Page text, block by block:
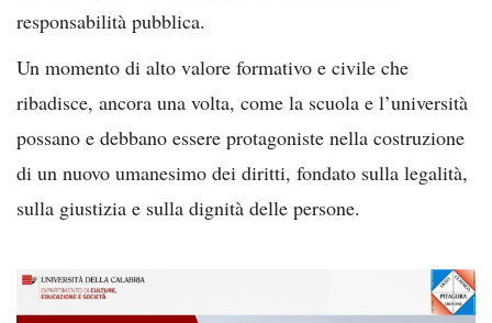
responsabilità pubblica.
Un momento di alto valore formativo e civile che
ribadisce, ancora una volta, come la scuola e l’università
possano e debbano essere protagoniste nella costruzione
di un nuovo umanesimo dei diritti, fondato sulla legalità,
sulla giustizia e sulla dignità delle persone.